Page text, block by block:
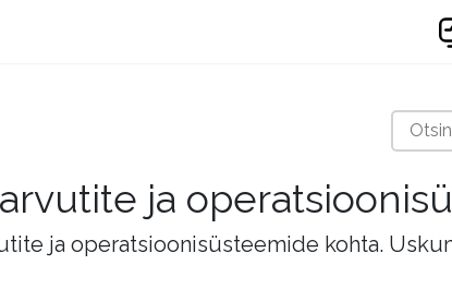
ja
ja operatsioonisüsteemide kohta.